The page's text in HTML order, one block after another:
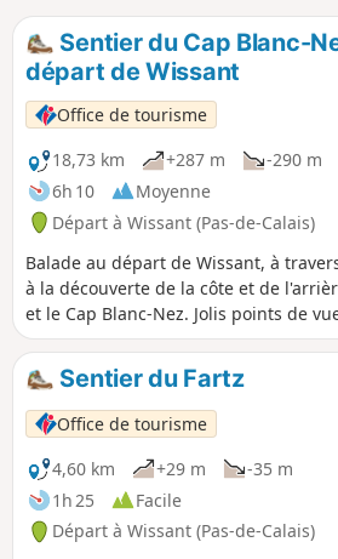
Sentier du Cap Blanc-
départ de Wissant
Office de tourisme
18,73 km
+287 m
-290 m
6h 10
Moyenne
Départ à Wissant (Pas-de-Calais)
Balade au départ de Wissant, à
à la découverte de la côte et de
et le Cap Blanc-Nez. Jolis points de
monts du sentier.
Sentier du Fartz
Office de tourisme
4,60 km
+29 m
-35 m
1h 25
Facile
Départ à Wissant (Pas-de-Calais)